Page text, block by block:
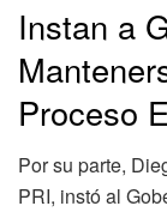
Instan a
Proceso
Por su parte,
PRI, instó al